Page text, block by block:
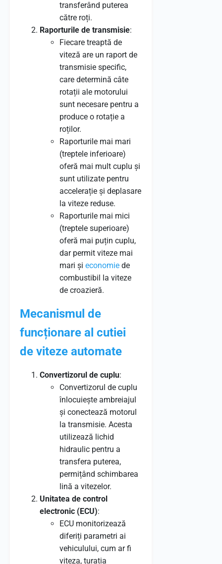
transferând puterea
către roți.
Raporturile de transmisie:
Fiecare treaptă de
viteză are un raport de
transmisie specific,
care determină câte
rotații ale motorului
sunt necesare pentru a
produce o rotație a
roților.
Raporturile mai mari
(treptele inferioare)
oferă mai mult cuplu și
sunt utilizate pentru
accelerație și deplasare
la viteze reduse.
Raporturile mai mici
(treptele superioare)
oferă mai puțin cuplu,
dar permit viteze mai
mari și economie de
combustibil la viteze
de croazieră.
Mecanismul de
funcționare al cutiei
de viteze automate
Convertizorul de cuplu:
Convertizorul de cuplu
înlocuiește ambreiajul
și conectează motorul
la transmisie. Acesta
utilizează lichid
hidraulic pentru a
transfera puterea,
permițând schimbarea
lină a vitezelor.
Unitatea de control
electronic (ECU):
ECU monitorizează
diferiți parametri ai
vehiculului, cum ar fi
viteza, turația